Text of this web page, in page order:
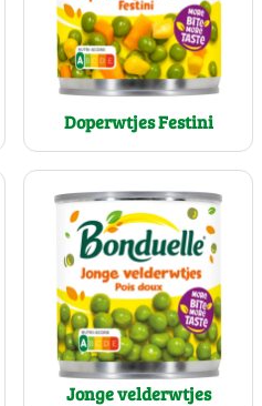
Doperwtjes Festini
Jonge velderwtjes